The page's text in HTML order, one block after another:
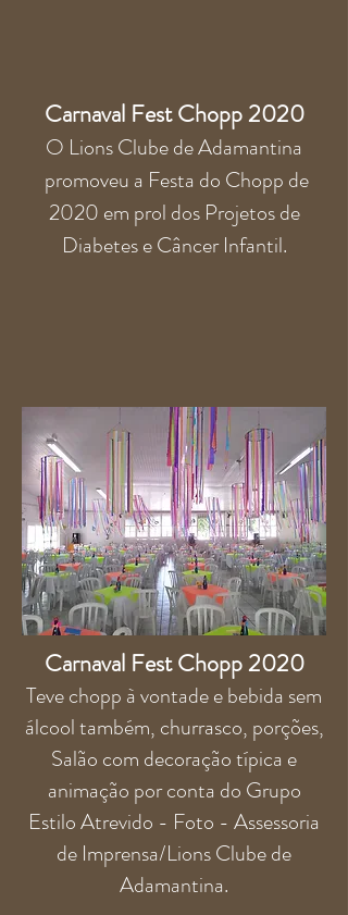
Carnaval Fest Chopp 2020
O Lions Clube de Adamantina
promoveu a Festa do Chopp de
2020 em prol dos Projetos de
Diabetes e Câncer Infantil.
Carnaval Fest Chopp 2020
Teve chopp à vontade e bebida sem
álcool também, churrasco, porções,
Salão com decoração típica e
animação por conta do Grupo
Estilo Atrevido - Foto - Assessoria
de Imprensa/Lions Clube de
Adamantina.